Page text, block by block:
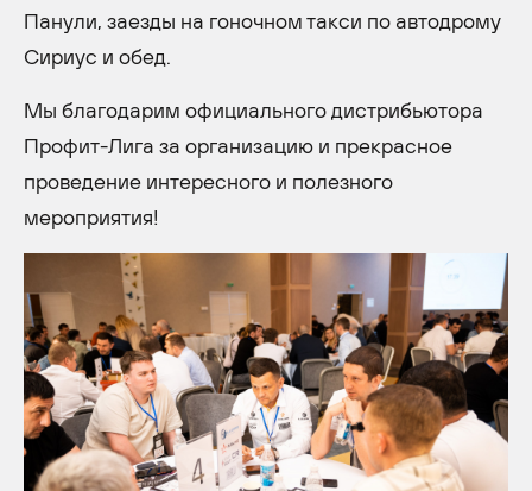
Панули, заезды на гоночном такси по автодрому
Сириус и обед.
Мы благодарим официального дистрибьютора
Профит-Лига за организацию и прекрасное
проведение интересного и полезного
мероприятия!